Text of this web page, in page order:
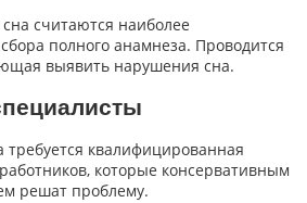
считаются наиболее
полного анамнеза. Проводится
выявить нарушения сна.
квалифицированная
которые консервативным
решат проблему.